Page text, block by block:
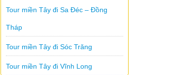
Tour miền Tây đi Sa Đéc – Đồng
Tháp
Tour miền Tây đi Sóc Trăng
Tour miền Tây đi Vĩnh Long